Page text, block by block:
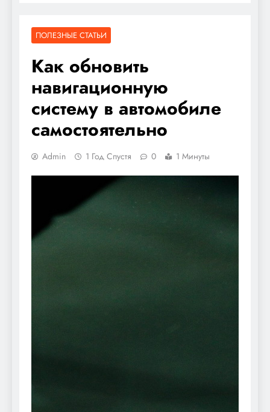
ПОЛЕЗНЫЕ СТАТЬИ
Как обновить
навигационную
систему в автомобиле
самостоятельно
Admin 1 Год Спустя 0 1 Минуты